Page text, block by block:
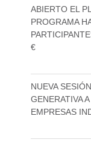
ABIERTO EL
PROGRAMA
€
NUEVA
GENERATIVA
EMPRESAS